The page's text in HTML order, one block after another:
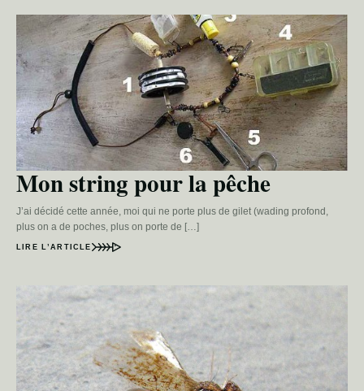
Mon string pour la pêche
J’ai décidé cette année, moi qui ne porte plus de gilet (wading profond,
plus on a de poches, plus on porte de […]
LIRE L’ARTICLE